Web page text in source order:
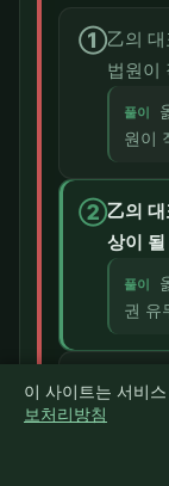
①乙의
법원이
풀이
원이
②乙의
상이
풀이
권 유
③ 丙이
의하
사정
이 사이트는 서비
보처리방침